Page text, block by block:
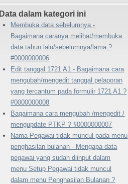
Data dalam kategori ini
Membuka data sebelumnya -
Bagaimana caranya melihat/membuka
data tahun lalu/sebelumnya/lama ?
#0000000006
Edit tanggal 1721 A1 - Bagaimana cara
mengubah/mengedit tanggal pelaporan
yang tercantum pada formulir 1721 A1 ?
#0000000008
Bagaimana cara mengubah /mengedit /
mengupdate PTKP ? #0000000007
Nama Pegawai tidak muncul pada menu
penghasilan bulanan - Mengapa data
pegawai yang sudah diinput dalam
menu Setup Pegawai tidak muncul
dalam menu Penghasilan Bulanan ?